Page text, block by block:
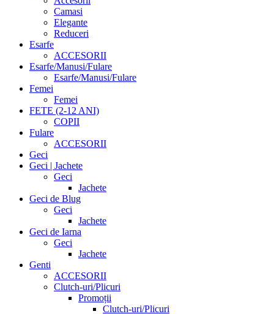
Camasi
Elegante
Reduceri
Esarfe
ACCESORII
Esarfe/Manusi/Fulare
Esarfe/Manusi/Fulare
Femei
Femei
FETE (2-12 ANI)
COPII
Fulare
ACCESORII
Geci
Geci | Jachete
Geci
Jachete
Geci de Blug
Geci
Jachete
Geci de Iarna
Geci
Jachete
Genti
ACCESORII
Clutch-uri/Plicuri
Promoții
Clutch-uri/Plicuri